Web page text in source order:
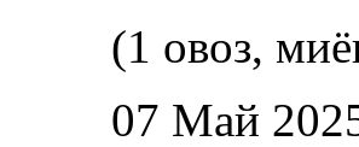
(1 овоз,
07 Май